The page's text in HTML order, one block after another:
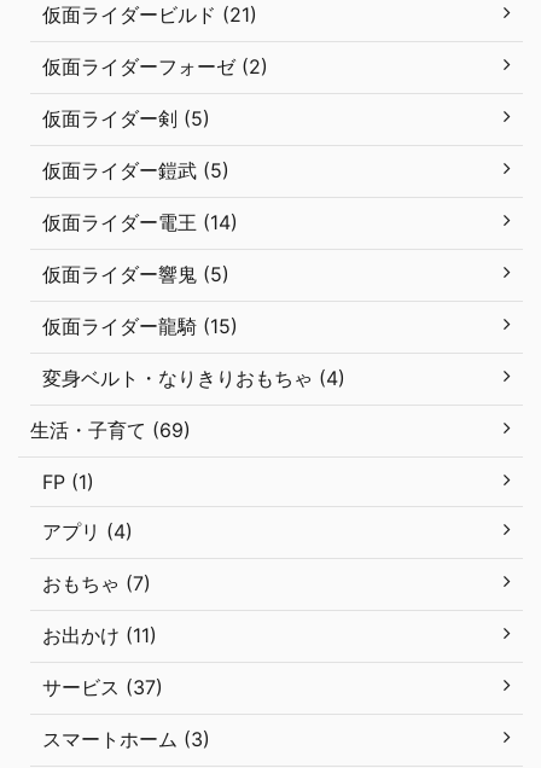
仮面ライダービルド (21)
仮面ライダーフォーゼ (2)
仮面ライダー剣 (5)
仮面ライダー鎧武 (5)
仮面ライダー電王 (14)
仮面ライダー響鬼 (5)
仮面ライダー龍騎 (15)
変身ベルト・なりきりおもちゃ (4)
生活・子育て (69)
FP (1)
アプリ (4)
おもちゃ (7)
お出かけ (11)
サービス (37)
スマートホーム (3)